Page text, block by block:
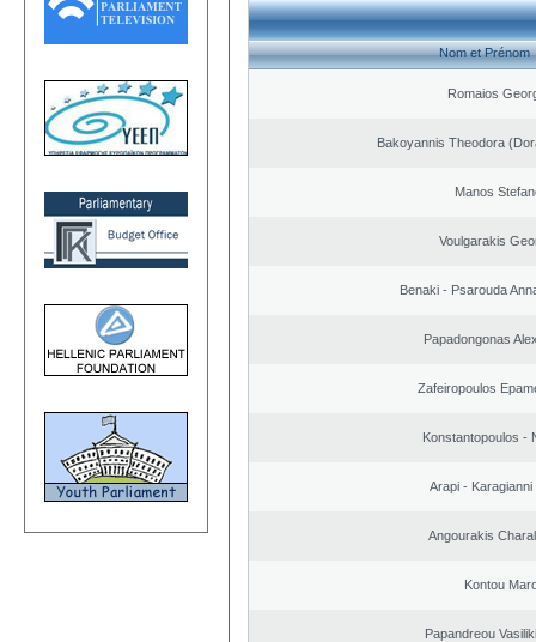
Nom et Prénom
Romaios
Bakoyannis Theodora
Manos
Voulgarakis
Benaki - Psarouda
Papadongonas
Zafeiropoulos
Konstantopoulos -
Arapi - Karagianni
Angourakis
Kontou
Papandreou